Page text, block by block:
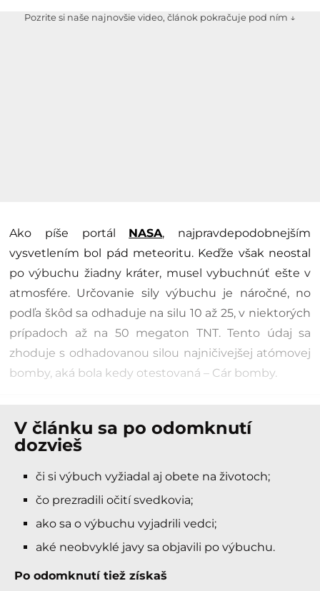
Pozrite si naše najnovšie video, článok pokračuje pod ním ↓
Ako píše portál NASA, najpravdepodobnejším
vysvetlením bol pád meteoritu. Keďže však neostal
po výbuchu žiadny kráter, musel vybuchnúť ešte v
atmosfére. Určovanie sily výbuchu je náročné, no
podľa škôd sa odhaduje na silu 10 až 25, v niektorých
prípadoch až na 50 megaton TNT. Tento údaj sa
zhoduje s odhadovanou silou najničivejšej atómovej
bomby, aká bola kedy otestovaná – Cár bomby.
V článku sa po odomknutí
dozvieš
či si výbuch vyžiadal aj obete na životoch;
čo prezradili očití svedkovia;
ako sa o výbuchu vyjadrili vedci;
aké neobvyklé javy sa objavili po výbuchu.
Po odomknutí tiež získaš